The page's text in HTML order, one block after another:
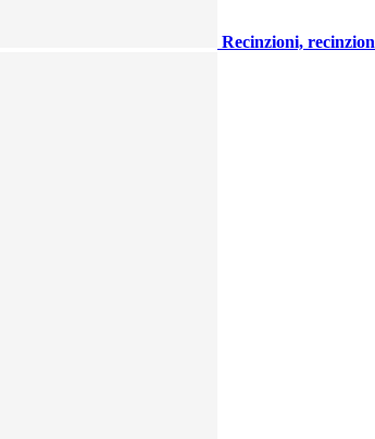
Recinzioni,